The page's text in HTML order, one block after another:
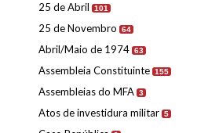
25 de Abril 101
25 de Novembro 64
Abril/Maio de 1974 63
Assembleia Constituinte 155
Assembleias do MFA 3
Atos de investidura militar 5